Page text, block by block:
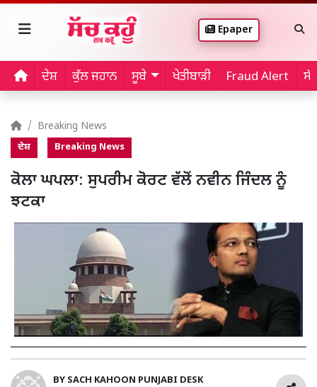
Epaper
ਦੇਸ਼ ਕੁੱਲ ਜਹਾਨ ਸੂਬੇ ਖੇਤੀਬਾੜੀ Fraud Alert
Breaking News
ਦੇਸ਼ Breaking News
ਕੋਲਾ ਘਪਲਾ: ਸੁਪਰੀਮ ਕੋਰਟ ਵੱਲੋਂ ਨਵੀਨ ਜਿੰਦਲ ਨੂੰ
ਝਟਕਾ
BY SACH KAHOON PUNJABI DESK